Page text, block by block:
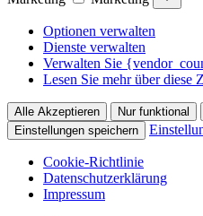
Optionen verwalten
Dienste verwalten
Verwalten Sie
Lesen Sie mehr über diese
Alle Akzeptieren Nur funktional
Einstellungen speichern
Cookie-Richtlinie
Datenschutzerklärung
Impressum